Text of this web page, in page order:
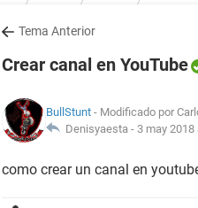
Tema Anterior
Crear canal en YouTube
BullStunt - Modificado por
Denisyaesta - 3 may 2018
como crear un canal en